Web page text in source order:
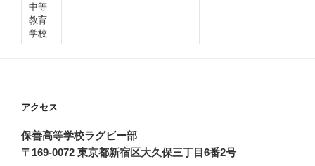
中等
教育
学校
— — — —
アクセス
保善高等学校ラグビー部
〒169-0072 東京都新宿区大久保三丁目6番2号